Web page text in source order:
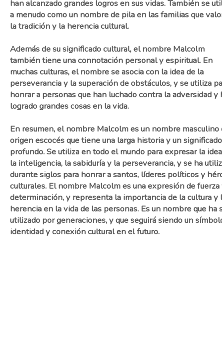
han alcanzado grandes logros en sus vidas. También se
a menudo como un nombre de pila en las familias que
la tradición y la herencia cultural.
Además de su significado cultural, el nombre Malcolm
también tiene una connotación personal y espiritual. En
muchas culturas, el nombre se asocia con la idea de la
perseverancia y la superación de obstáculos, y se utiliza
honrar a personas que han luchado contra la adversidad y
logrado grandes cosas en la vida.
En resumen, el nombre Malcolm es un nombre masculino
origen escocés que tiene una larga historia y un significado
profundo. Se utiliza en todo el mundo para expresar la
la inteligencia, la sabiduría y la perseverancia, y se ha
durante siglos para honrar a santos, líderes políticos y
culturales. El nombre Malcolm es una expresión de fuerza
determinación, y representa la importancia de la cultura y
herencia en la vida de las personas. Es un nombre que ha
utilizado por generaciones, y que seguirá siendo un
identidad y conexión cultural en el futuro.